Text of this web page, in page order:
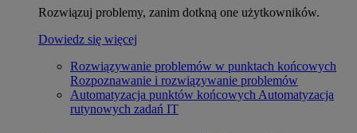
Rozwiązuj problemy, zanim dotkną one użytkowników.
Dowiedz się więcej
Rozwiązywanie problemów w punktach końcowych
Rozpoznawanie i rozwiązywanie problemów
Automatyzacja punktów końcowych Automatyzacja
rutynowych zadań IT